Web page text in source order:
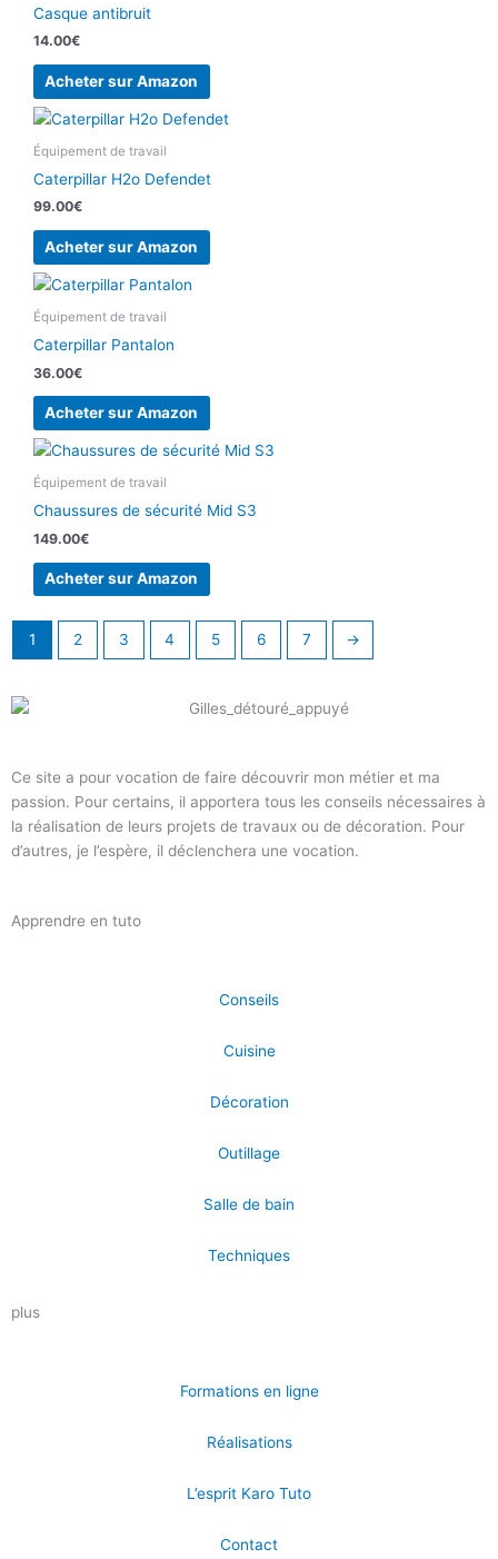
Casque antibruit
14.00€
Acheter sur Amazon
Équipement de travail
Caterpillar H2o Defendet
99.00€
Acheter sur Amazon
Équipement de travail
Caterpillar Pantalon
36.00€
Acheter sur Amazon
Équipement de travail
Chaussures de sécurité Mid S3
149.00€
Acheter sur Amazon
1 2 3 4 5 6 7 →
Ce site a pour vocation de faire découvrir mon métier et ma
passion. Pour certains, il apportera tous les conseils nécessaires à
la réalisation de leurs projets de travaux ou de décoration. Pour
d’autres, je l’espère, il déclenchera une vocation.
Apprendre en tuto
Conseils
Cuisine
Décoration
Outillage
Salle de bain
Techniques
plus
Formations en ligne
Réalisations
L’esprit Karo Tuto
Contact